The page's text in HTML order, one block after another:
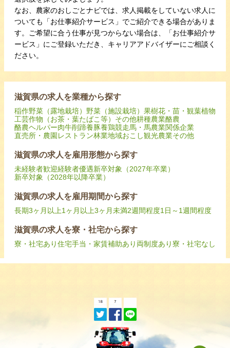
なお、農家のおしごとナビでは、求人掲載をしていない求人に
ついても「お仕事紹介サービス」でご紹介できる場合がありま
す。ご希望に合う仕事が見つからない場合は、「お仕事紹介サ
ービス」にご登録いただき、キャリアアドバイザーにご相談く
ださい。
滋賀県の求人を業種から探す
稲作野菜（露地栽培） 野菜（施設栽培） 果樹花・苗・観葉植物
工芸作物（お茶・葉たばこ等） その他耕種農業酪農
酪農ヘルパー肉牛削蹄養豚養鶏競走馬・馬農業関係企業
直売所・農園レストラン林業地域おこし観光農業その他
滋賀県の求人を雇用形態から探す
未経験者歓迎経験者優遇新卒対象（2027年卒業）
新卒対象（2028年以降卒業）
滋賀県の求人を雇用期間から探す
長期3ヶ月以上1ヶ月以上3ヶ月未満2週間程度1日～1週間程度
滋賀県の求人を寮・社宅から探す
寮・社宅あり住宅手当・家賃補助あり 両制度あり寮・社宅なし